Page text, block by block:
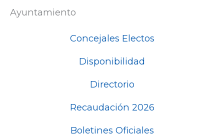
Ayuntamiento
Concejales Electos
Disponibilidad
Directorio
Recaudación 2026
Boletines Oficiales